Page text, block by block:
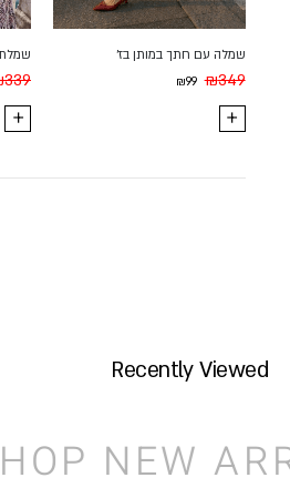
שמלה עם חתך במותן בז'
₪349
₪99
שמלת
339
Recently Viewed
NEW